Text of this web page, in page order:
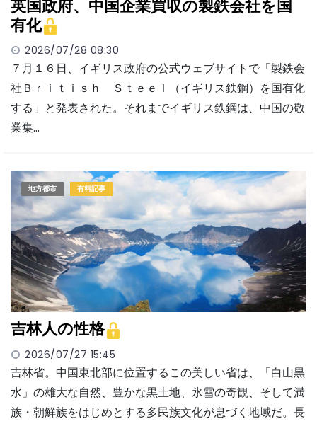
英国政府、中国企業買収の製鉄会社を国
有化
2026/07/28 08:30
７月１６日、イギリス政府の公式ウェブサイトで「製鉄会
社Ｂｒｉｔｉｓｈ Ｓｔｅｅｌ（イギリス鉄鋼）を国有化
する」と発表された。それまでイギリス鉄鋼は、中国の敬
業集…
地方都市 有料記事
吉林人の性格
2026/07/27 15:45
吉林省。中国東北部に位置するこの美しい省は、「白山黒
水」の雄大な自然、豊かな黒土地、氷雪の奇観、そして満
族・朝鮮族をはじめとする多民族文化が息づく地域だ。長